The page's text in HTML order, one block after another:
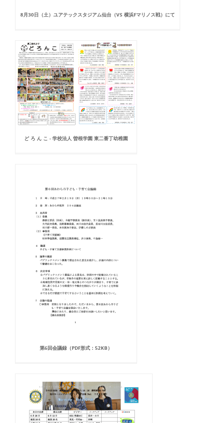
8月30日（土）ユアテックスタジアム仙台（VS 横浜Fマリノス戦）にて
ど ろ ん こ - 学校法人 曽根学園 東二番丁幼稚園
第6回会議録（PDF形式：52KB）